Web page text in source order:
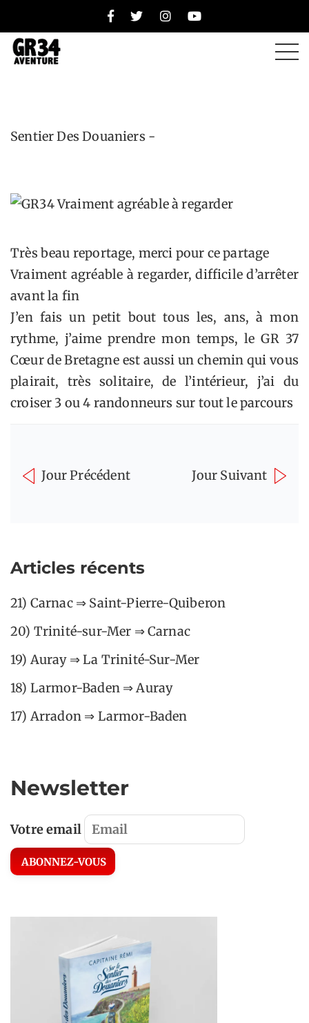
Sentier Des Douaniers -
Très beau reportage, merci pour ce partage
Vraiment agréable à regarder, difficile d’arrêter
avant la fin
J’en fais un petit bout tous les, ans, à mon
rythme, j’aime prendre mon temps, le GR 37
Cœur de Bretagne est aussi un chemin qui vous
plairait, très solitaire, de l’intérieur, j’ai du
croiser 3 ou 4 randonneurs sur tout le parcours
Jour Précédent Jour Suivant
Articles récents
21) Carnac ⇒ Saint-Pierre-Quiberon
20) Trinité-sur-Mer ⇒ Carnac
19) Auray ⇒ La Trinité-Sur-Mer
18) Larmor-Baden ⇒ Auray
17) Arradon ⇒ Larmor-Baden
Newsletter
Votre email